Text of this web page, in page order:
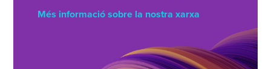
Més informació sobre la nostra xarxa